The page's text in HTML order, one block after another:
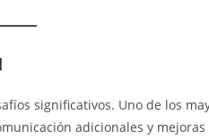
significativos. Uno de los
adicionales y